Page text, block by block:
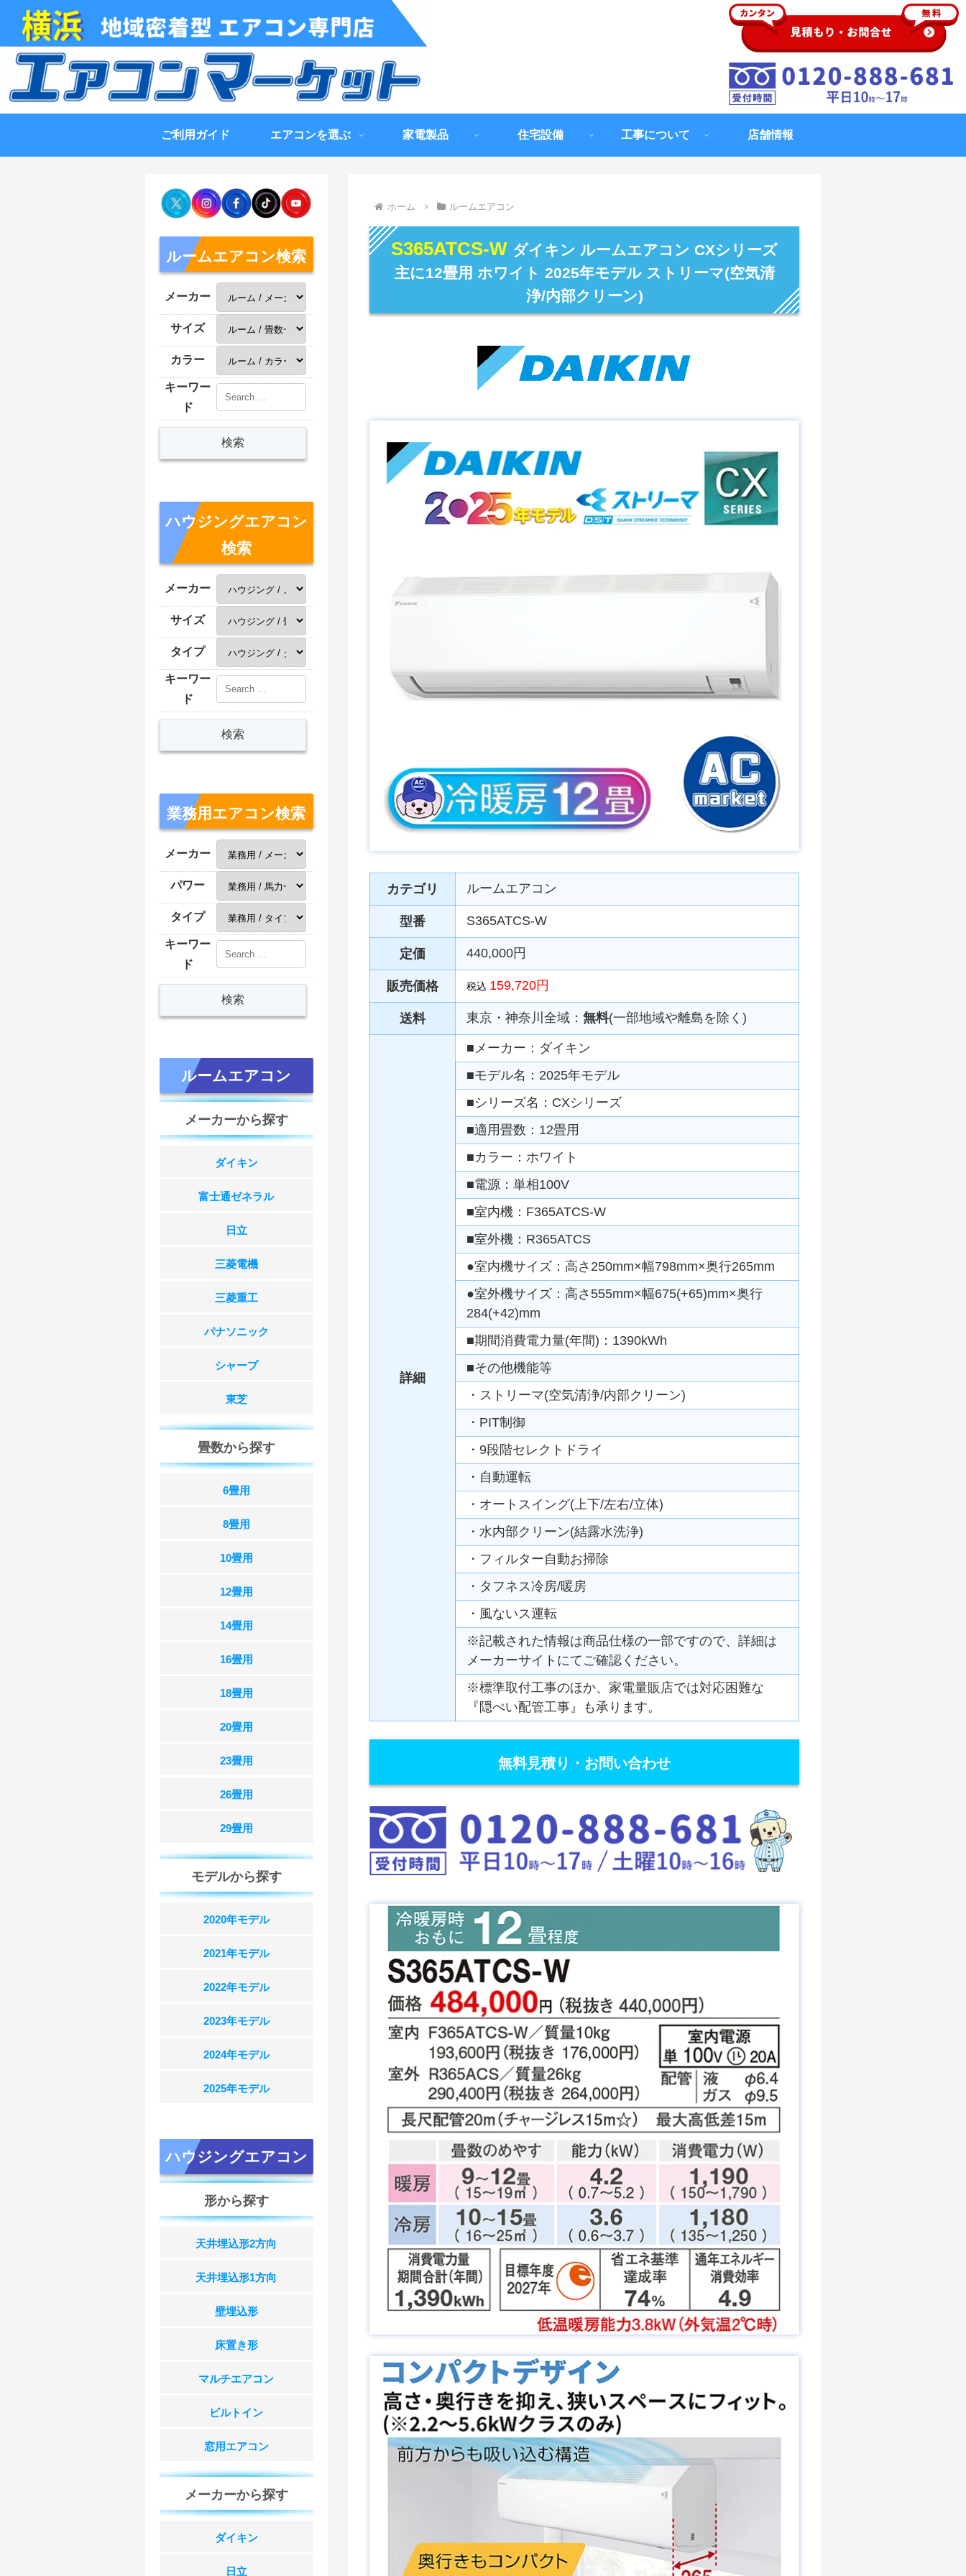
ご利用ガイド エアコンを選ぶ 家電製品 住宅設備 工事について 店舗情報
ホーム ルームエアコン
S365ATCS-W ダイキン ルームエアコン CXシリーズ
主に12畳用 ホワイト 2025年モデル ストリーマ(空気清
浄/内部クリーン)
カテゴリ ルームエアコン
型番 S365ATCS-W
定価 440,000円
販売価格 税込 159,720円
送料 東京・神奈川全域： 無料(一部地域や離島を除く)
詳細
■メーカー：ダイキン
■モデル名：2025年モデル
■シリーズ名：CXシリーズ
■適用畳数：12畳用
■カラー：ホワイト
■電源：単相100V
■室内機：F365ATCS-W
■室外機：R365ATCS
●室内機サイズ：高さ250mm×幅798mm×奥行265mm
●室外機サイズ：高さ555mm×幅675(+65)mm×奥行
284(+42)mm
■期間消費電力量(年間)：1390kWh
■その他機能等
・ストリーマ(空気清浄/内部クリーン)
・PIT制御
・9段階セレクトドライ
・自動運転
・オートスイング(上下/左右/立体)
・水内部クリーン(結露水洗浄)
・フィルター自動お掃除
・タフネス冷房/暖房
・風ないス運転
※記載された情報は商品仕様の一部ですので、詳細は
メーカーサイトにてご確認ください。
※標準取付工事のほか、家電量販店では対応困難な
『隠ぺい配管工事』も承ります。
無料見積り・お問い合わせ
ルームエアコン検索
メーカー
サイズ
カラー
キーワー
ド
ハウジングエアコン
検索
メーカー
サイズ
タイプ
キーワー
ド
業務用エアコン検索
メーカー
パワー
タイプ
キーワー
ド
ルームエアコン
メーカーから探す
ダイキン
富士通ゼネラル
日立
三菱電機
三菱重工
パナソニック
シャープ
東芝
畳数から探す
6畳用
8畳用
10畳用
12畳用
14畳用
16畳用
18畳用
20畳用
23畳用
26畳用
29畳用
モデルから探す
2020年モデル
2021年モデル
2022年モデル
2023年モデル
2024年モデル
2025年モデル
ハウジングエアコン
形から探す
天井埋込形2方向
天井埋込形1方向
壁埋込形
床置き形
マルチエアコン
ビルトイン
窓用エアコン
メーカーから探す
ダイキン
日立